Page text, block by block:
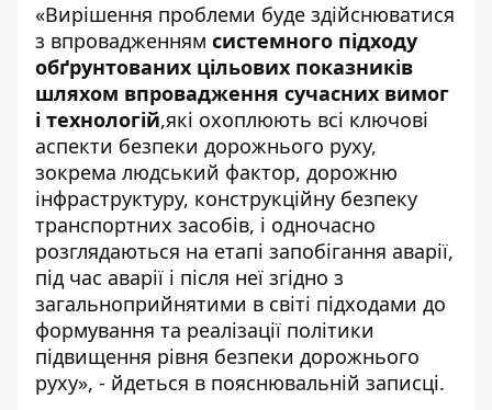
«Вирішення проблеми буде здійснюватися
з впровадженням системного підходу
обґрунтованих цільових показників
шляхом впровадження сучасних вимог
і технологій,які охоплюють всі ключові
аспекти безпеки дорожнього руху,
зокрема людський фактор, дорожню
інфраструктуру, конструкційну безпеку
транспортних засобів, і одночасно
розглядаються на етапі запобігання аварії,
під час аварії і після неї згідно з
загальноприйнятими в світі підходами до
формування та реалізації політики
підвищення рівня безпеки дорожнього
руху», - йдеться в пояснювальній записці.